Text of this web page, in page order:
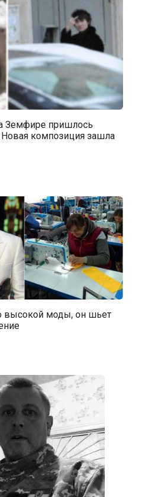
Земфире пришлось
Новая композиция зашла
высокой моды, он шьет